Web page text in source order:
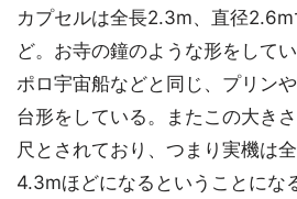
カプセルは全長2.3m、直径
ど。お寺の鐘のような形をして
ポロ宇宙船などと同じ、プリン
台形をしている。またこの大き
尺とされており、つまり実機は
4.3mほどになるということにな